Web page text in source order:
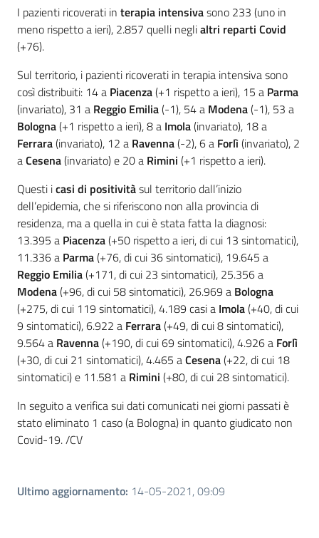
I pazienti ricoverati in terapia intensivasono 233 (uno in
meno rispetto a ieri), 2.857 quelli neglialtri reparti Covid
(+76).
Sul territorio, i pazienti ricoverati in terapia intensiva sono
così distribuiti: 14 a Piacenza(+1 rispetto a ieri), 15 a Parma
(invariato), 31 a Reggio Emilia(-1), 54 a Modena(-1), 53 a
Bologna(+1 rispetto a ieri), 8 a Imola(invariato), 18 a
Ferrara(invariato), 12 a Ravenna(-2), 6 a Forlì(invariato), 2
aCesena(invariato) e 20 a Rimini (+1 rispetto a ieri).
Questi icasi di positivitàsul territorio dall’inizio
dell’epidemia, che si riferiscono non alla provincia di
residenza, ma a quella in cui è stata fatta la diagnosi:
13.395 a Piacenza(+50 rispetto a ieri, di cui 13 sintomatici),
11.336 a Parma(+76, di cui 36 sintomatici), 19.645 a
Reggio Emilia(+171, di cui 23 sintomatici), 25.356 a
Modena(+96, di cui 58 sintomatici), 26.969 a Bologna
(+275, di cui 119 sintomatici), 4.189 casi a Imola(+40, di cui
9 sintomatici), 6.922 a Ferrara(+49, di cui 8 sintomatici),
9.564 a Ravenna(+190, di cui 69 sintomatici), 4.926 a Forlì
(+30, di cui 21 sintomatici), 4.465 aCesena(+22, di cui 18
sintomatici) e 11.581 a Rimini (+80, di cui 28 sintomatici).
In seguito a verifica sui dati comunicati nei giorni passati è
stato eliminato 1 caso (a Bologna) in quanto giudicato non
Covid-19. /CV
Ultimo aggiornamento: 14-05-2021, 09:09